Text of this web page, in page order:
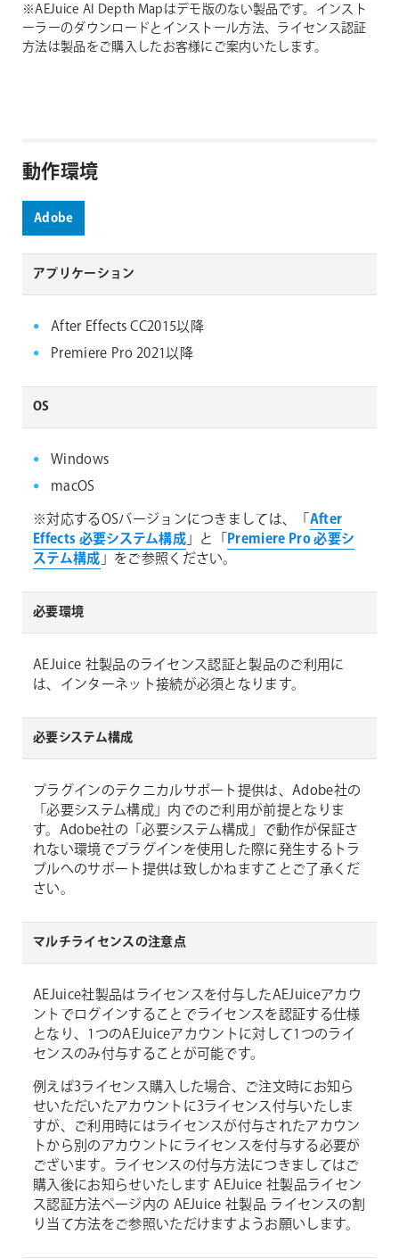
※AEJuice AI Depth Mapはデモ版のない製品です。インスト
ーラーのダウンロードとインストール方法、ライセンス認証
方法は製品をご購入したお客様にご案内いたします。
動作環境
Adobe
アプリケーション
After Effects CC2015以降
Premiere Pro 2021以降
OS
Windows
macOS
※対応するOSバージョンにつきましては、「 After
Effects 必要システム構成」と「 Premiere Pro 必要シ
ステム構成 」をご参照ください。
必要環境
AEJuice 社製品のライセンス認証と製品のご利用に
は、インターネット接続が必須となります。
必要システム構成
プラグインのテクニカルサポート提供は、Adobe社の
「必要システム構成」内でのご利用が前提となりま
す。Adobe社の「必要システム構成」で動作が保証さ
れない環境でプラグインを使用した際に発生するトラ
ブルへのサポート提供は致しかねますことご了承くだ
さい。
マルチライセンスの注意点
AEJuice社製品はライセンスを付与したAEJuiceアカウ
ントでログインすることでライセンスを認証する仕様
となり、1つのAEJuiceアカウントに対して1つのライ
センスのみ付与することが可能です。
例えば3ライセンス購入した場合、ご注文時にお知ら
せいただいたアカウントに3ライセンス付与いたしま
すが、ご利用時にはライセンスが付与されたアカウン
トから別のアカウントにライセンスを付与する必要が
ございます。ライセンスの付与方法につきましてはご
購入後にお知らせいたします AEJuice 社製品ライセン
ス認証方法ページ内の AEJuice 社製品 ライセンスの割
り当て方法をご参照いただけますようお願いします。